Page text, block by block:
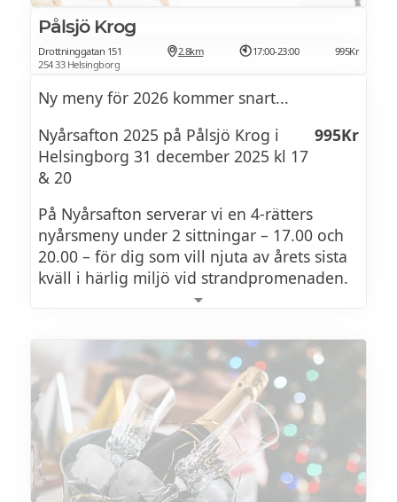
VARMRÄTT
OXFILÉ TOURNEDOS
Oxfilé tournedos - hummersmör -
potatiskaka m. vitlök & rosmarin -
madeirasås - brynt svamp - gröna bönor
TORSKRYGG
Ugnsbakad torskrygg - krämig hummersås
- hasselbackspotatis - handskalade räkor -
VEGETARISK TOURNEDOS
Vegetarisk tournedos gjord på anamafärs
& svamp - potatiskaka m. vitlök & rosmarin
- rödvinsås - brynt svamp -
Pålsjö Krog
Drottninggatan 151
254 33 Helsingborg
2.8km 17:00-23:00 995Kr
Ny meny för 2026 kommer snart...
Nyårsafton 2025 på Pålsjö Krog i
Helsingborg 31 december 2025 kl 17
& 20
995Kr
På Nyårsafton serverar vi en 4-rätters
nyårsmeny under 2 sittningar – 17.00 och
20.00 – för dig som vill njuta av årets sista
kväll i härlig miljö vid strandpromenaden.
KALIX LÖJROM
kantareller, brioche, silverlök, smetana
HUMMERSOPPA